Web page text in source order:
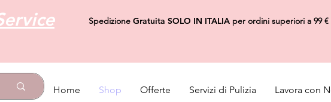
Spedizione Gratuita SOLO IN ITALIAper ordini superiori a 99 €
Home Shop Offerte Servizi di Pulizia Lavora con